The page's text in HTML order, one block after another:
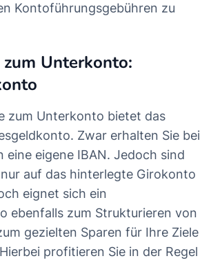
Kontoführungsgebühren zu
Unterkonto:
zum Unterkonto bietet das
Zwar erhalten Sie bei
eine eigene IBAN. Jedoch sind
auf das hinterlegte Girokonto
eignet sich ein
ebenfalls zum Strukturieren von
gezielten Sparen für Ihre Ziele
profitieren Sie in der Regel